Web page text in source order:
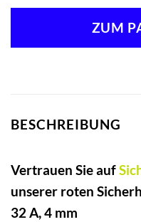
ZUM
BESCHREIBUNG
Vertrauen Sie auf
unserer roten
32 A, 4 mm